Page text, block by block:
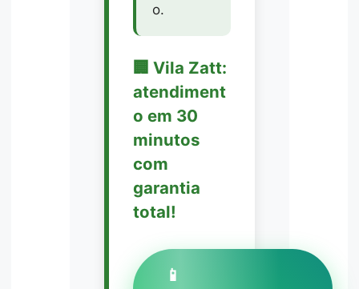
o.
🏢 Vila Zatt:
atendiment
o em 30
minutos
com
garantia
total!
📱